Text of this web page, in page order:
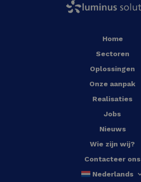
Home
Sectoren
Oplossingen
Onze aanpak
Realisaties
Jobs
Nieuws
Wie zijn wij?
Contacteer ons
Nederlands